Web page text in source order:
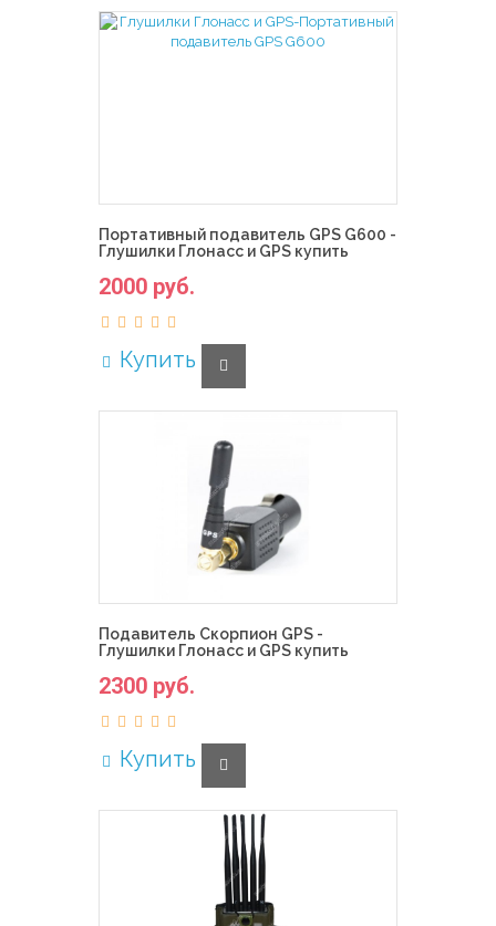
Портативный подавитель GPS G600 -
Глушилки Глонасс и GPS купить
2000 руб.
Купить
Подавитель Скорпион GPS -
Глушилки Глонасс и GPS купить
2300 руб.
Купить